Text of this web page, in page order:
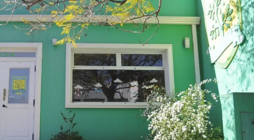
Cines
Economía y finanzas
Con el campo
Espacio empresas
Sociedad
Tecnología
Turismo
Salud
Es viral